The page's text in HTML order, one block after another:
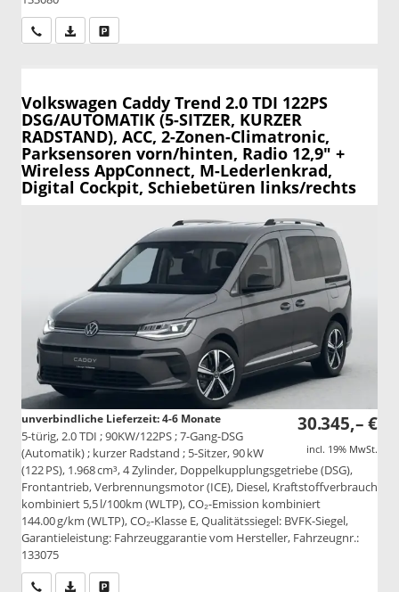
Wir rufen Sie anPDF-Datei, Fahrzeugexposé drucken
Volkswagen Caddy Trend 2.0 TDI 122PS
DSG/AUTOMATIK (5-SITZER, KURZER
RADSTAND), ACC, 2-Zonen-Climatronic,
Parksensoren vorn/hinten, Radio 12,9" +
Wireless AppConnect, M-Lederlenkrad,
Digital Cockpit, Schiebetüren links/rechts
30.345,– €
incl. 19% MwSt.
unverbindliche Lieferzeit: 4-6 Monate
5-türig, 2.0 TDI ; 90KW/122PS ; 7-Gang-DSG
(Automatik) ; kurzer Radstand ; 5-Sitzer, 90 kW
(122 PS), 1.968 cm³, 4 Zylinder, Doppelkupplungsgetriebe (DSG),
Frontantrieb, Verbrennungsmotor (ICE), Diesel, Kraftstoffverbrauch
kombiniert 5,5 l/100km (WLTP), CO₂-Emission kombiniert
144.00 g/km (WLTP), CO₂-Klasse E, Qualitätssiegel: BVFK-Siegel,
Garantieleistung: Fahrzeuggarantie vom Hersteller, Fahrzeugnr.:
133075
Wir rufen Sie anPDF-Datei, Fahrzeugexposé drucken